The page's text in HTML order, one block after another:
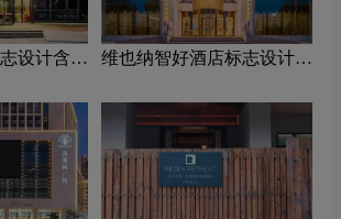
设计含义
维也纳智好酒店标志设计含